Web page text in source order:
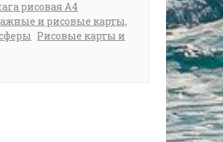
рисовая А4
и рисовые карты,
Рисовые карты и